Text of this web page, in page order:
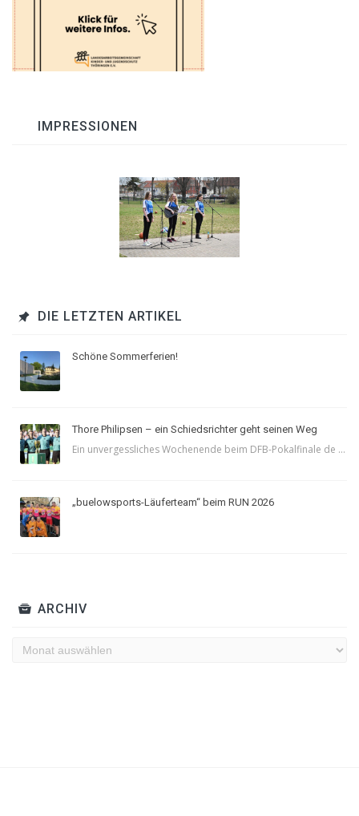
IMPRESSIONEN
DIE LETZTEN ARTIKEL
Schöne Sommerferien!
Thore Philipsen – ein Schiedsrichter geht seinen Weg
Ein unvergessliches Wochenende beim DFB-Pokalfinale de ...
„buelowsports-Läuferteam“ beim RUN 2026
ARCHIV
Archiv